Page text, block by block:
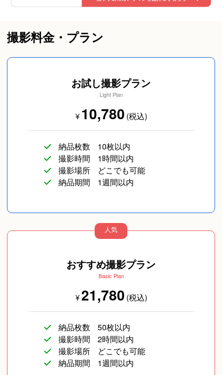
撮影料金・プラン
お試し撮影プラン
Light Plan
¥10,780 (税込)
納品枚数
10枚以内
撮影時間
1時間以内
撮影場所
どこでも可能
納品期間
1週間以内
人気
おすすめ撮影プラン
Basic Plan
¥21,780 (税込)
納品枚数
50枚以内
撮影時間
2時間以内
撮影場所
どこでも可能
納品期間
1週間以内